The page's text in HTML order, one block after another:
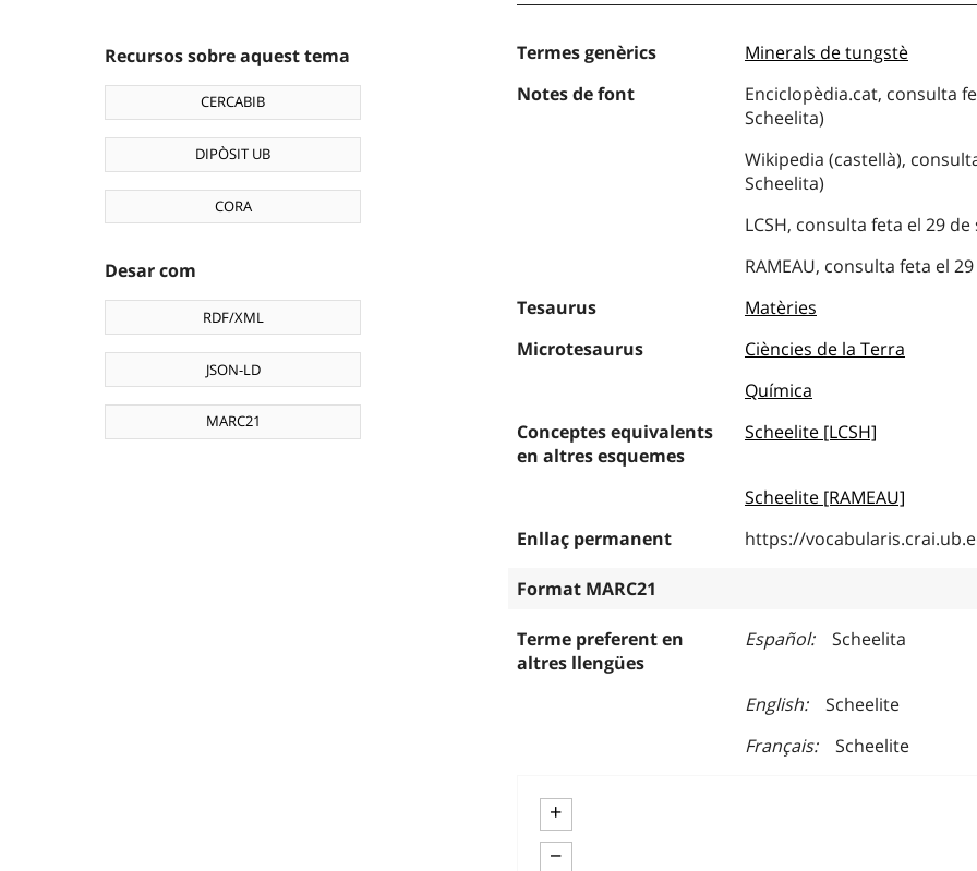
Recursos sobre aquest tema
CERCABIB
DIPÒSIT UB
CORA
Desar com
RDF/XML
JSON-LD
MARC21
Termes genèrics
Minerals de tungstè
Notes de font
Enciclopèdia.cat, consulta
Scheelita)
Wikipedia (castellà),
Scheelita)
LCSH, consulta feta el 29
RAMEAU, consulta feta el
Tesaurus
Matèries
Microtesaurus
Ciències de la Terra
Química
Conceptes equivalents
en altres esquemes
Scheelite [LCSH]
Scheelite [RAMEAU]
Enllaç permanent
https://
Format MARC21
Terme preferent en
altres llengües
Español Scheelita
English
Scheelite
Français
Scheelite
+
−